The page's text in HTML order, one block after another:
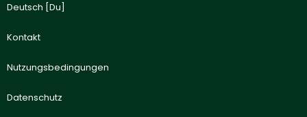
Deutsch [Du]
Kontakt
Nutzungsbedingungen
Datenschutz